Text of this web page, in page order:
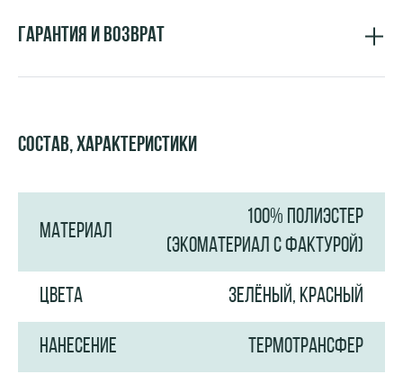
Состав, характеристики
МАТЕРИАЛ
100% ПОЛИЭСТЕР
(ЭКОМАТЕРИАЛ С ФАКТУРОЙ)
ЦВЕТА ЗЕЛЁНЫЙ, КРАСНЫЙ
НАНЕСЕНИЕ ТЕРМОТРАНСФЕР
Гарантия и возврат